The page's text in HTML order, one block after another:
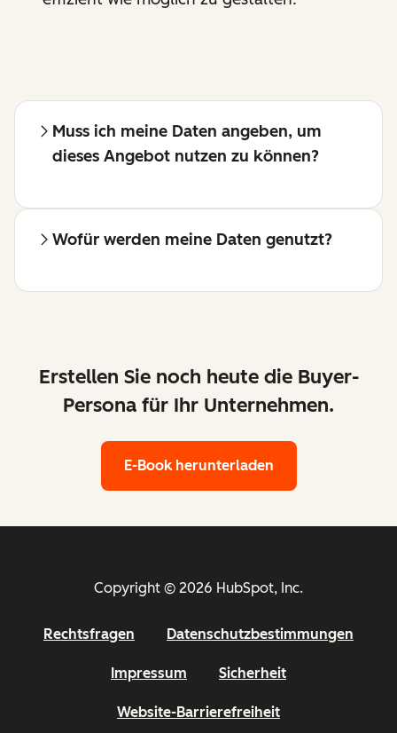
Muss ich meine Daten angeben, um
dieses Angebot nutzen zu können?
Wofür werden meine Daten genutzt?
Erstellen Sie noch heute die Buyer-
Persona für Ihr Unternehmen.
E-Book herunterladen
Copyright © 2026 HubSpot, Inc.
Rechtsfragen Datenschutzbestimmungen
Impressum Sicherheit
Website-Barrierefreiheit